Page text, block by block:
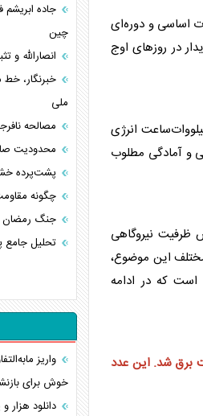
اساسی و دوره‌ای
در روزهای اوج
انرژی
و آمادگی مطلوب
ظرفیت نیروگاهی
این موضوع،
است که در ادامه
برق شد. این عدد
جاده ابریشم
چین
انصارالله و
خبرنگار،
ملی
مصالحه
محدودیت
پشت‌پرده
چگونه
جنگ رمضان
تحلیل جامع
غرب
اربعین،
برنامه
کنوانسیون
اوکراین
خوش برای
دانلود